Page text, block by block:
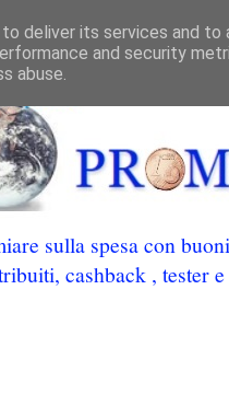
sulla spesa con
cashback , tester
deliver its services and to
and security
abuse.